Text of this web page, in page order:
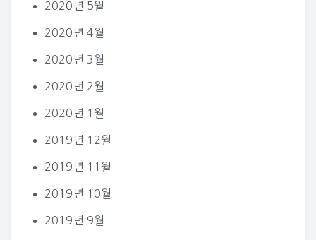
2020년 5월
2020년 4월
2020년 3월
2020년 2월
2020년 1월
2019년 12월
2019년 11월
2019년 10월
2019년 9월